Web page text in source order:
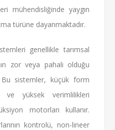
mühendisliğinde yaygın
türüne dayanmaktadır.
genellikle tarımsal
zor veya pahalı olduğu
sistemler, küçük form
ve yüksek verimlilikleri
motorları kullanır.
kontrolü, non-lineer